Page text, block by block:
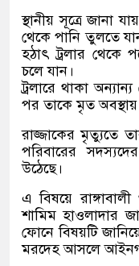
স্থানীয় সূত্রে জানা
থেকে পানি তুলতে
হঠাৎ ট্রলার থেকে
চলে যান।
ট্রলারে থাকা
পর তাকে মৃত অবস্থায়
রাজ্জাকের মৃত্যুতে
পরিবারের
উঠেছে।
এ বিষয়ে
শামিম হাওলাদার
ফোনে বিষয়টি
মরদেহ আসলে